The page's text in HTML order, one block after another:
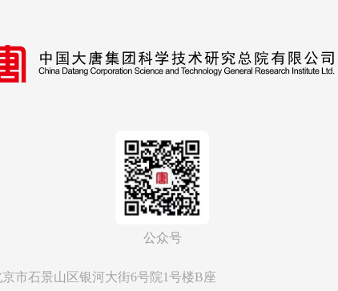
公众号
京市石景山区银河大街6号院1号楼B座